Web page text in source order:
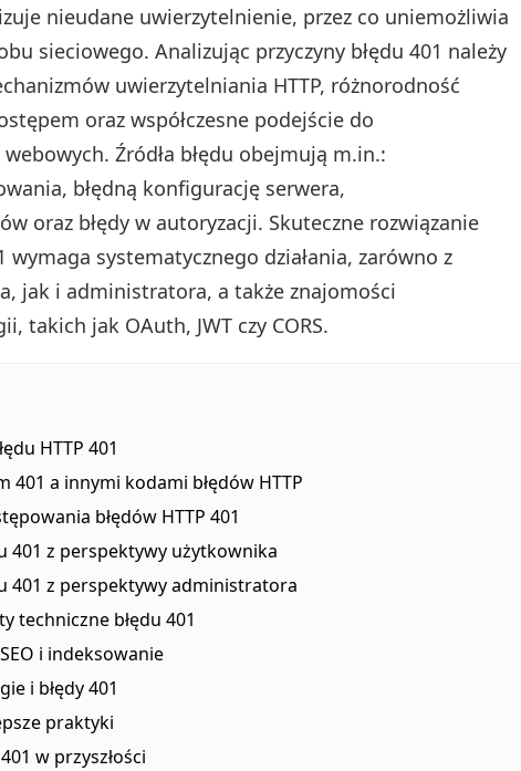
nieudane uwierzytelnienie, przez co uniemożliwia
sieciowego. Analizując przyczyny błędu 401 należy
uwierzytelniania HTTP, różnorodność
oraz współczesne podejście do
Źródła błędu obejmują m.in.:
błędną konfigurację serwera,
oraz błędy w autoryzacji. Skuteczne rozwiązanie
wymaga systematycznego działania, zarówno z
jak i administratora, a także znajomości
takich jak OAuth, JWT czy CORS.
HTTP 401
401 a innymi kodami błędów HTTP
błędów HTTP 401
401 z perspektywy użytkownika
401 z perspektywy administratora
techniczne błędu 401
i indeksowanie
i błędy 401
praktyki
w przyszłości